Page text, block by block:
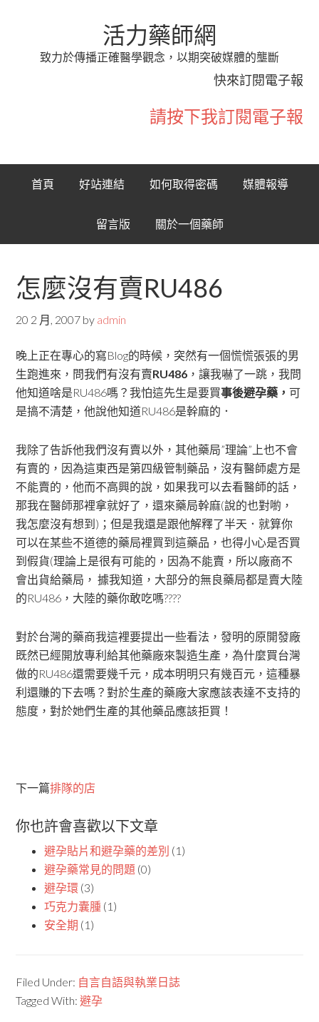
活力藥師網
致力於傳播正確醫學觀念，以期突破媒體的壟斷
快來訂閱電子報
請按下我訂閱電子報
首頁 好站連結 如何取得密碼 媒體報導
留言版 關於一個藥師
怎麼沒有賣RU486
20 2 月, 2007 by admin
晚上正在專心的寫Blog的時候，突然有一個慌慌張張的男
生跑進來，問我們有沒有賣RU486 ，讓我嚇了一跳，我問
他知道啥是RU486嗎？我怕這先生是要買事後避孕藥， 可
是搞不清楚，他說他知道RU486是幹麻的．
我除了告訴他我們沒有賣以外，其他藥局”理論”上也不會
有賣的，因為這東西是第四級管制藥品，沒有醫師處方是
不能賣的，他而不高興的說，如果我可以去看醫師的話，
那我在醫師那裡拿就好了，還來藥局幹麻(說的也對喲，
我怎麼沒有想到)；但是我還是跟他解釋了半天．就算你
可以在某些不道德的藥局裡買到這藥品，也得小心是否買
到假貨(理論上是很有可能的，因為不能賣，所以廠商不
會出貨給藥局， 據我知道，大部分的無良藥局都是賣大陸
的RU486，大陸的藥你敢吃嗎????
對於台灣的藥商我這裡要提出一些看法，發明的原開發廠
既然已經開放專利給其他藥廠來製造生產，為什麼買台灣
做的RU486還需要幾千元，成本明明只有幾百元，這種暴
利還賺的下去嗎？對於生產的藥廠大家應該表達不支持的
態度，對於她們生產的其他藥品應該拒買！
下一篇排隊的店
你也許會喜歡以下文章
避孕貼片和避孕藥的差別 (1)
避孕藥常見的問題 (0)
避孕環 (3)
巧克力囊腫 (1)
安全期 (1)
Filed Under: 自言自語與執業日誌
Tagged With:避孕